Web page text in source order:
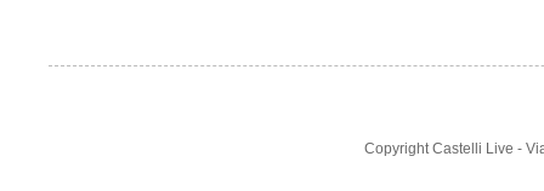
Copyright Castelli Live -